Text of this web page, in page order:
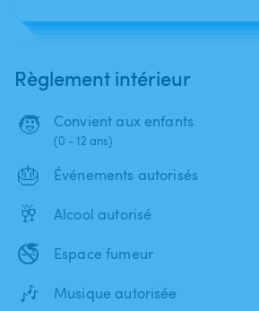
Règlement intérieur
🧒 Convient aux enfants
(0 - 12 ans)
🎂 Événements autorisés
🥂 Alcool autorisé
🚭 Espace fumeur
🎶 Musique autorisée